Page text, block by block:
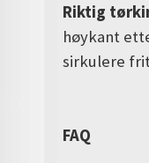
Riktig
høykant
sirkulere
FAQ